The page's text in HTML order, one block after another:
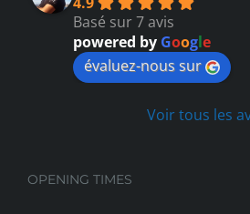
Basé sur 7 avis
powered by Google
évaluez-nous sur
Voir tous les
OPENING TIMES